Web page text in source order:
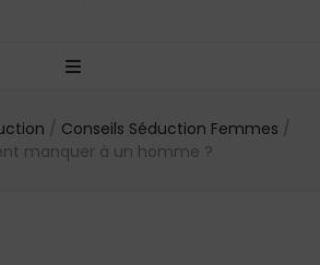
/ Conseils Séduction Femmes /
manquer à un homme ?